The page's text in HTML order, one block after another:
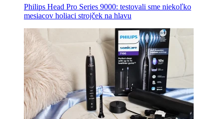
Philips Head Pro Series 9000: testovali sme niekoľko
mesiacov holiaci strojček na hlavu